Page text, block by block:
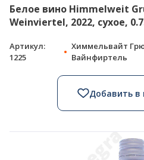
Белое вино Himmelweit
Weinviertel, 2022, сухое,
Артикул:
1225
Химмельвайт
Вайнфиртель
Добавить в